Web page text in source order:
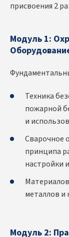
присвоения 2
Модуль 1:
Техника
пожарной
и
Сварочное
принципа
настройки
металлов и
Модуль 2: